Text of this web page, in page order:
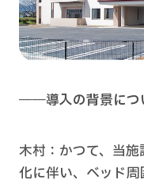
――導入の背景につ
木村：かつて、当
化に伴い、ベッド